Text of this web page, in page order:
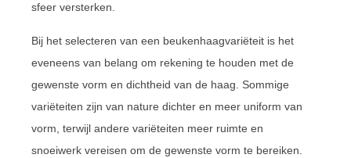
sfeer versterken.
Bij het selecteren van een beukenhaagvariëteit is het
eveneens van belang om rekening te houden met de
gewenste vorm en dichtheid van de haag. Sommige
variëteiten zijn van nature dichter en meer uniform van
vorm, terwijl andere variëteiten meer ruimte en
snoeiwerk vereisen om de gewenste vorm te bereiken.